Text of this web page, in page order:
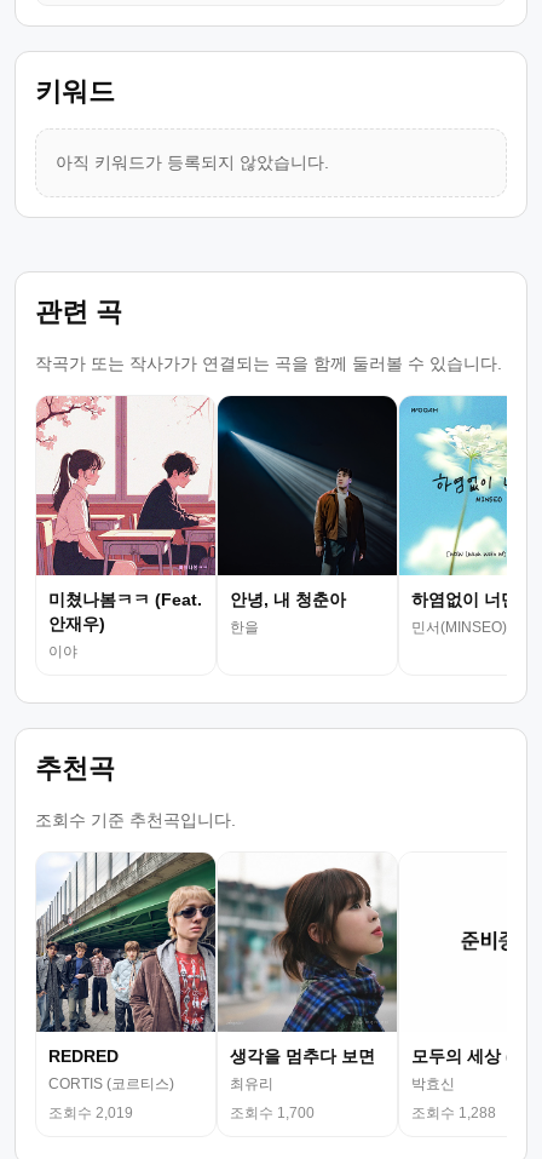
키워드
아직 키워드가 등록되지 않았습니다.
관련 곡
작곡가 또는 작사가가 연결되는 곡을 함께 둘러볼 수 있습니다.
미쳤나봄ㅋㅋ (Feat.
안재우)
이야
안녕, 내 청춘아
한을
하염없이 너만
민서(MINSEO)
추천곡
조회수 기준 추천곡입니다.
REDRED
CORTIS (코르티스)
조회수 2,019
생각을 멈추다 보면
최유리
조회수 1,700
모두의 세상 (뮤
박효신
조회수 1,288